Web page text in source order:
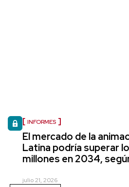
INFORMES
El mercado de la
Latina podría superar
millones en 2034,
julio 21, 2026